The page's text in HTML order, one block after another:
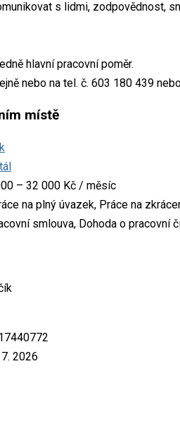
s lidmi, zodpovědnost,
hlavní pracovní poměr.
nebo na tel. č. 603 180 439
místě
– 32 000 Kč / měsíc
na plný úvazek, Práce na
smlouva, Dohoda o pracovní
2026